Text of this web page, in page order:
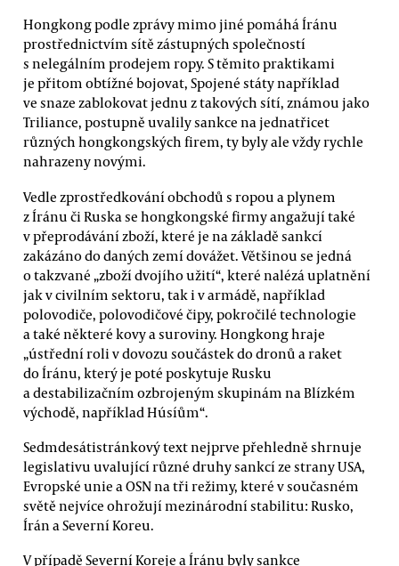
Hongkong podle zprávy mimo jiné pomáhá Íránu
prostřednictvím sítě zástupných společností
s nelegálním prodejem ropy. S těmito praktikami
je přitom obtížné bojovat, Spojené státy například
ve snaze zablokovat jednu z takových sítí, známou jako
Triliance, postupně uvalily sankce na jednatřicet
různých hongkongských firem, ty byly ale vždy rychle
nahrazeny novými.
Vedle zprostředkování obchodů s ropou a plynem
z Íránu či Ruska se hongkongské firmy angažují také
v přeprodávání zboží, které je na základě sankcí
zakázáno do daných zemí dovážet. Většinou se jedná
o takzvané „zboží dvojího užití“, které nalézá uplatnění
jak v civilním sektoru, tak i v armádě, například
polovodiče, polovodičové čipy, pokročilé technologie
a také některé kovy a suroviny. Hongkong hraje
„ústřední roli v dovozu součástek do dronů a raket
do Íránu, který je poté poskytuje Rusku
a destabilizačním ozbrojeným skupinám na Blízkém
východě, například Húsíům“.
Sedmdesátistránkový text nejprve přehledně shrnuje
legislativu uvalující různé druhy sankcí ze strany USA,
Evropské unie a OSN na tři režimy, které v současném
světě nejvíce ohrožují mezinárodní stabilitu: Rusko,
Írán a Severní Koreu.
V případě Severní Koreje a Íránu byly sankce